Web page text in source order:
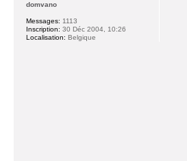
domvano
Messages: 1113
Inscription: 30 Déc 2004, 10:26
Localisation: Belgique